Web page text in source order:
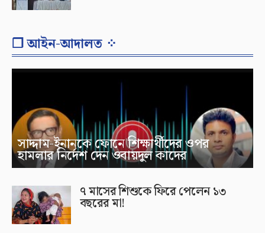
❐ আইন-আদালত ⁘
সাদ্দাম-ইনানকে ফোনে শিক্ষার্থীদের ওপর
হামলার নির্দেশ দেন ওবায়দুল কাদের
৭ মাসের শিশুকে ফিরে পেলেন ১৩
বছরের মা!